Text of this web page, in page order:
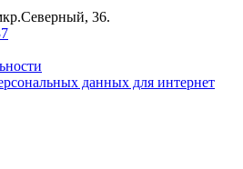
36.
данных для интернет